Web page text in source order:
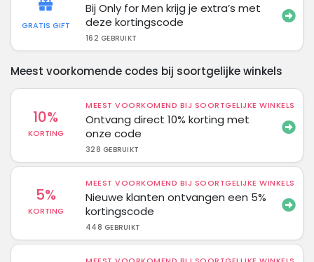
GRATIS GIFT
Bij Only for Men krijg je extra’s met
deze kortingscode
162 GEBRUIKT
Meest voorkomende codes bij soortgelijke winkels
10%
KORTING
MEEST VOORKOMEND BIJ SOORTGELIJKE WINKELS
Ontvang direct 10% korting met
onze code
328 GEBRUIKT
5%
KORTING
MEEST VOORKOMEND BIJ SOORTGELIJKE WINKELS
Nieuwe klanten ontvangen een 5%
kortingscode
448 GEBRUIKT